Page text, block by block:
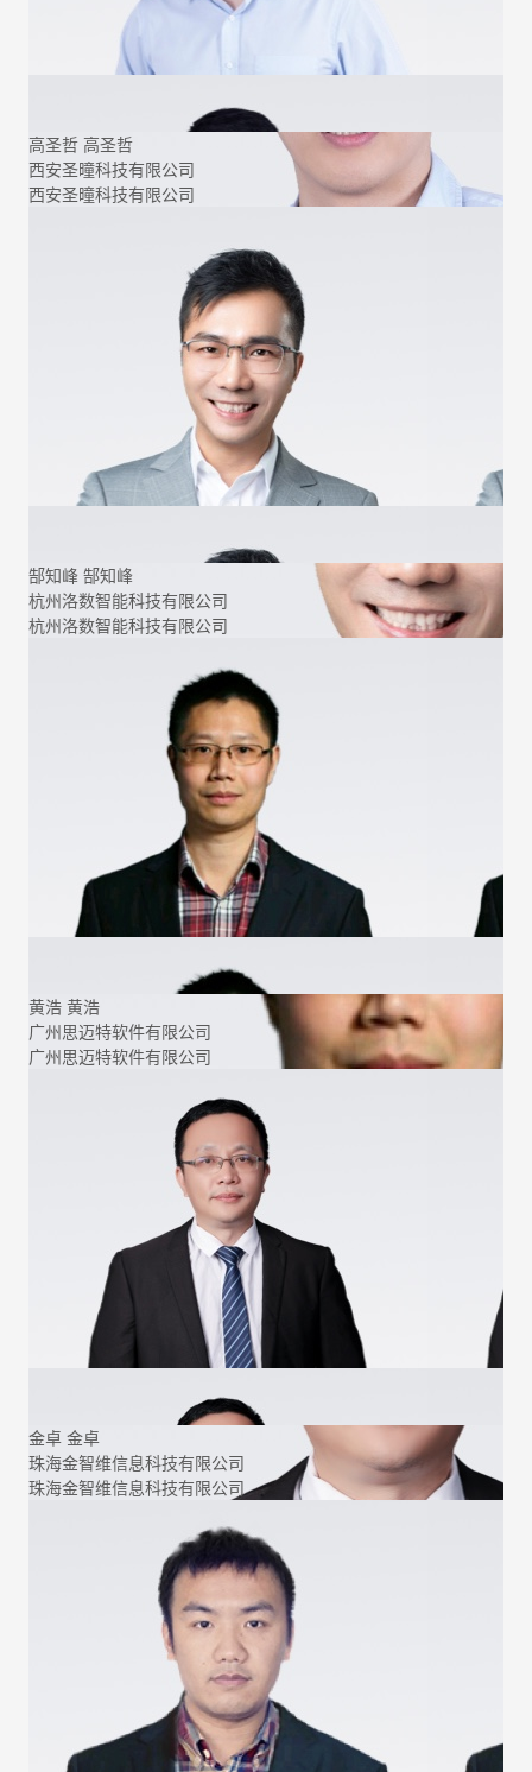
高圣哲 高圣哲
西安圣曈科技有限公司
西安圣曈科技有限公司
郜知峰 郜知峰
杭州洛数智能科技有限公司
杭州洛数智能科技有限公司
黄浩 黄浩
广州思迈特软件有限公司
广州思迈特软件有限公司
金卓 金卓
珠海金智维信息科技有限公司
珠海金智维信息科技有限公司